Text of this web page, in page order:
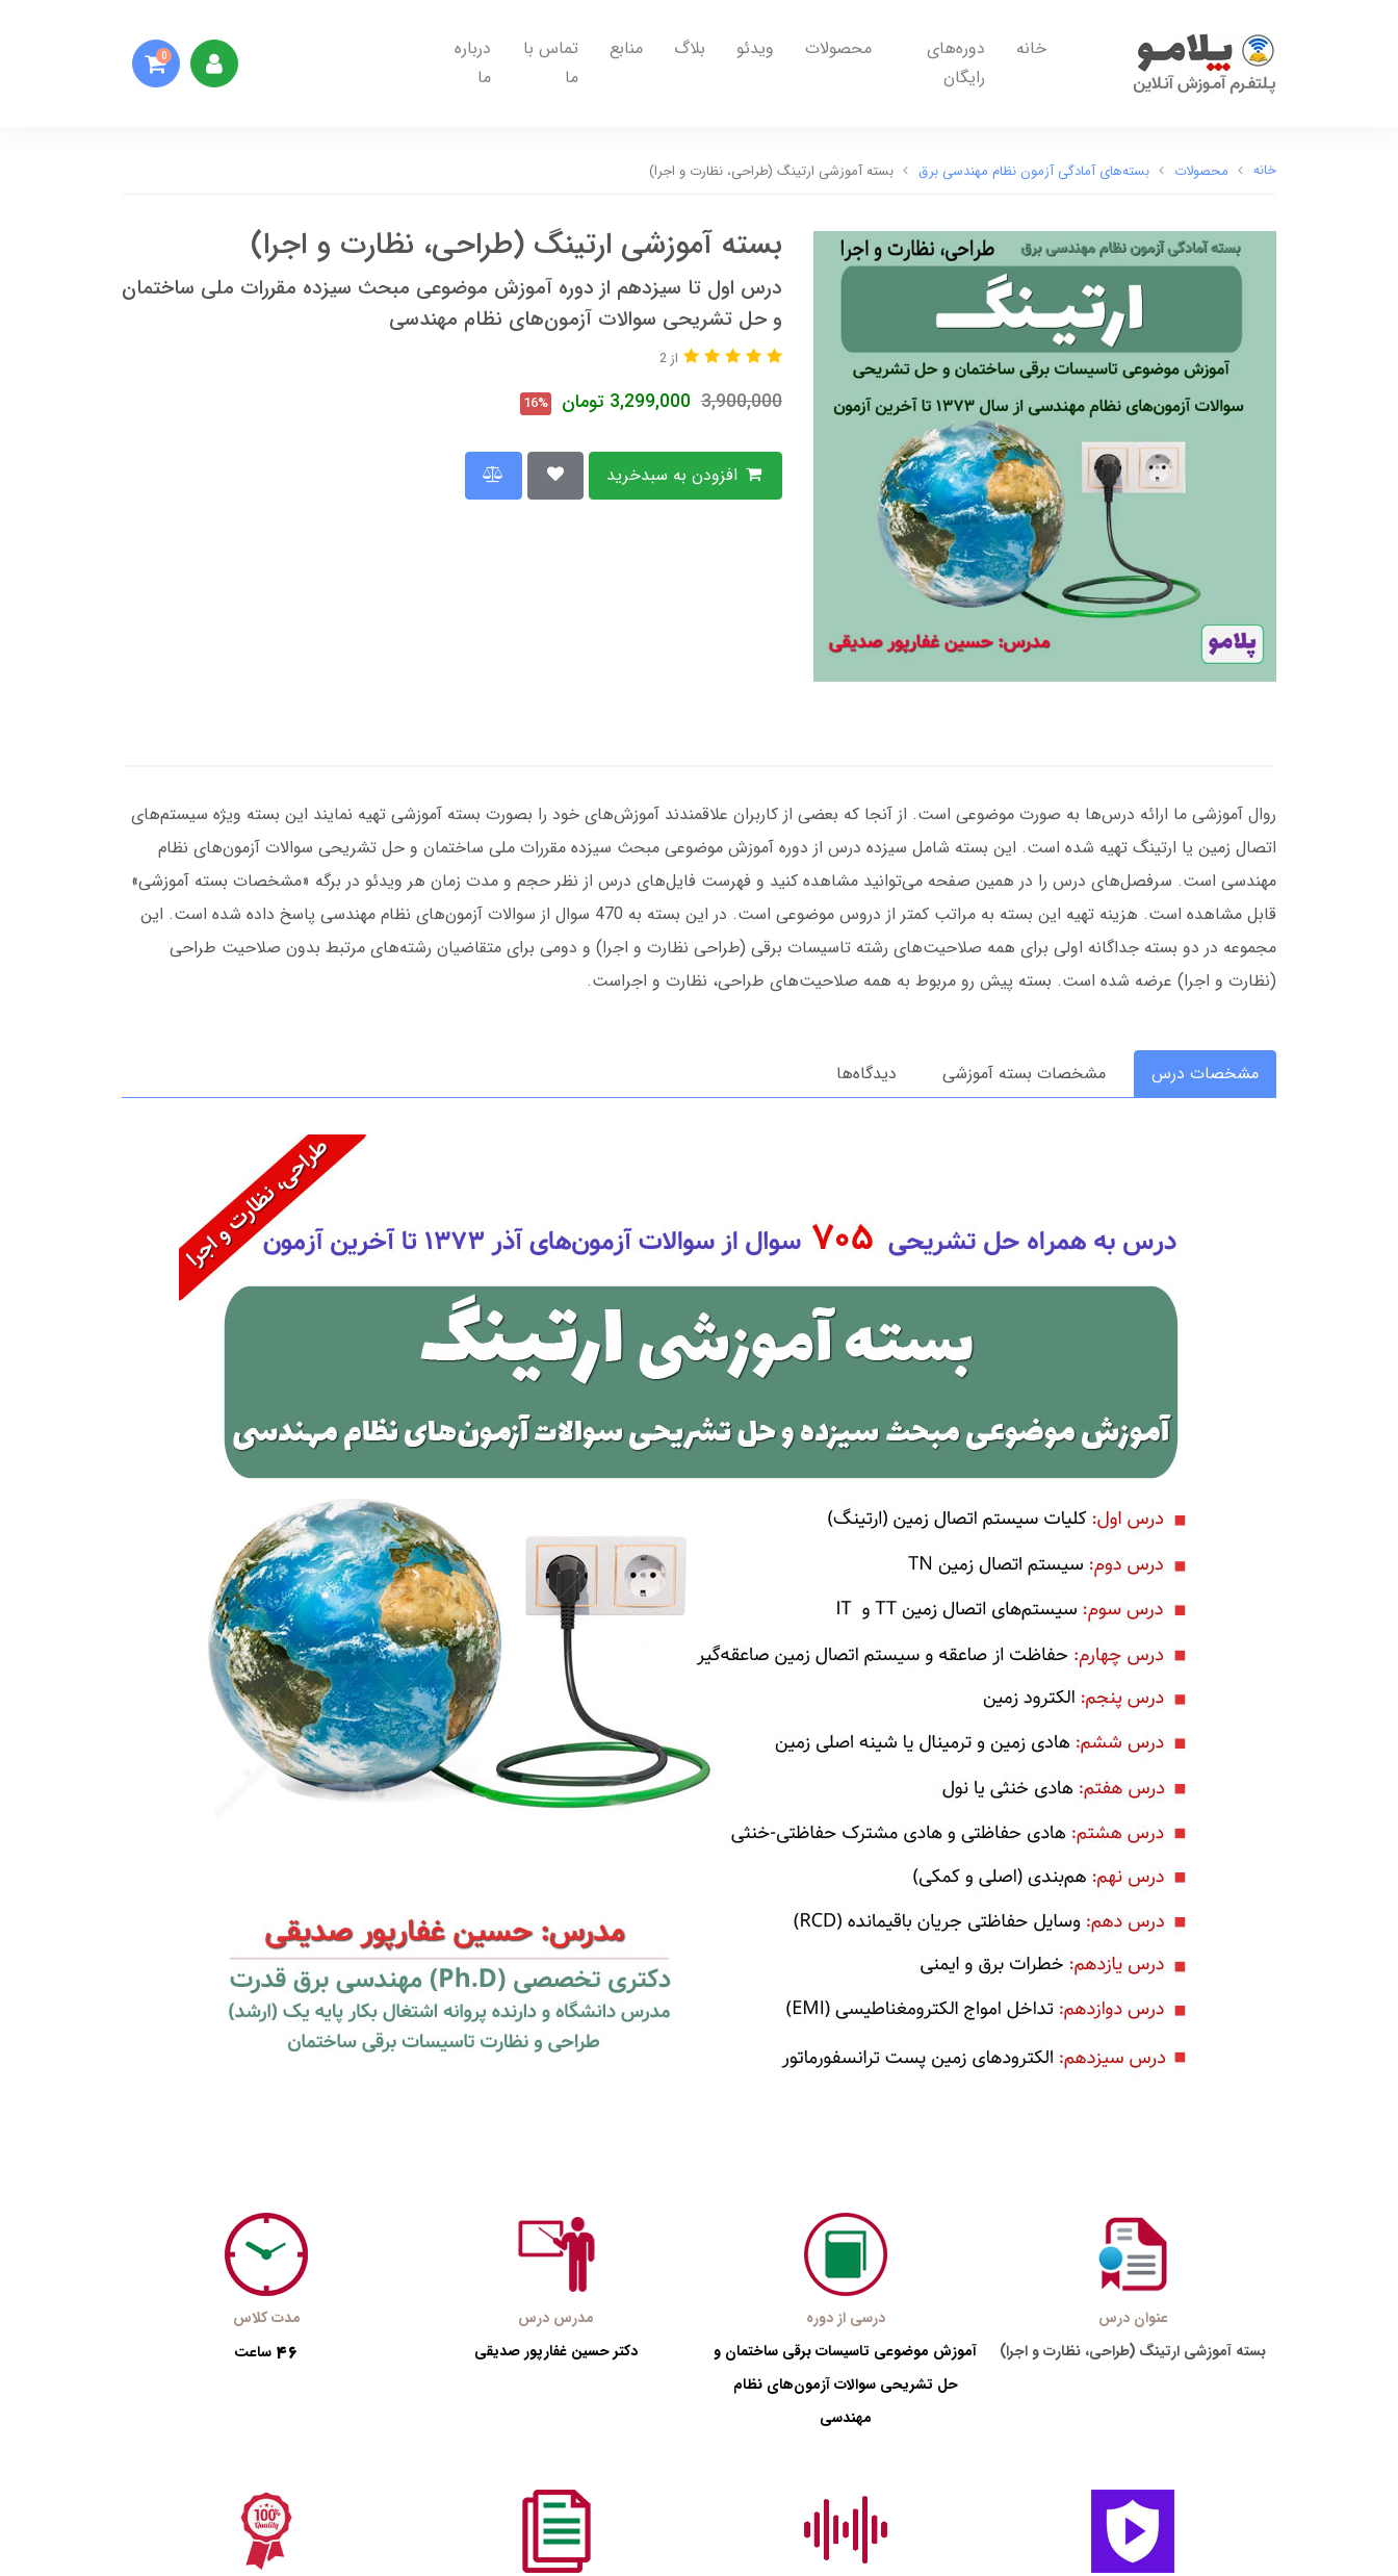
خانه
دوره‌های
رایگان
محصولات ویدئو بلاگ منابع
تماس با
ما
درباره
ما
0
خانه محصولات بسته‌های آمادگی آزمون نظام مهندسی برق بسته آموزشی ارتینگ (طراحی، نظارت و اجرا)
بسته آموزشی ارتینگ (طراحی، نظارت و اجرا)
درس اول تا سیزدهم از دوره آموزش موضوعی مبحث سیزده مقررات ملی ساختمان
و حل تشریحی سوالات آزمون‌های نظام مهندسی
از 2
3,900,000
3,299,000 تومان 16%
روال آموزشی ما ارائه درس‌ها به صورت موضوعی است. از آنجا که بعضی از کاربران علاقمندند آموزش‌های خود را بصورت بسته آموزشی تهیه نمایند این بسته ویژه سیستم‌های
اتصال زمین یا ارتینگ تهیه شده است. این بسته شامل سیزده درس از دوره آموزش موضوعی مبحث سیزده مقررات ملی ساختمان و حل تشریحی سوالات آزمون‌های نظام
مهندسی است. سرفصل‌های درس را در همین صفحه می‌توانید مشاهده کنید و فهرست فایل‌های درس از نظر حجم و مدت زمان هر ویدئو در برگه «مشخصات بسته آموزشی»
قابل مشاهده است. هزینه تهیه این بسته به مراتب کمتر از دروس موضوعی است. در این بسته به 470 سوال از سوالات آزمون‌های نظام مهندسی پاسخ داده شده است. این
مجموعه در دو بسته جداگانه اولی برای همه صلاحیت‌های رشته تاسیسات برقی (طراحی نظارت و اجرا) و دومی برای متقاضیان رشته‌های مرتبط بدون صلاحیت طراحی
(نظارت و اجرا) عرضه شده است. بسته پیش رو مربوط به همه صلاحیت‌های طراحی، نظارت و اجراست.
مشخصات درس مشخصات بسته آموزشی دیدگاه‌ها
عنوان درس
بسته آموزشی ارتینگ (طراحی، نظارت و اجرا)
درسی از دوره
آموزش موضوعی تاسیسات برقی ساختمان و
حل تشریحی سوالات آزمون‌های نظام
مهندسی
مدرس درس
دکتر حسین غفارپور صدیقی
مدت کلاس
46 ساعت